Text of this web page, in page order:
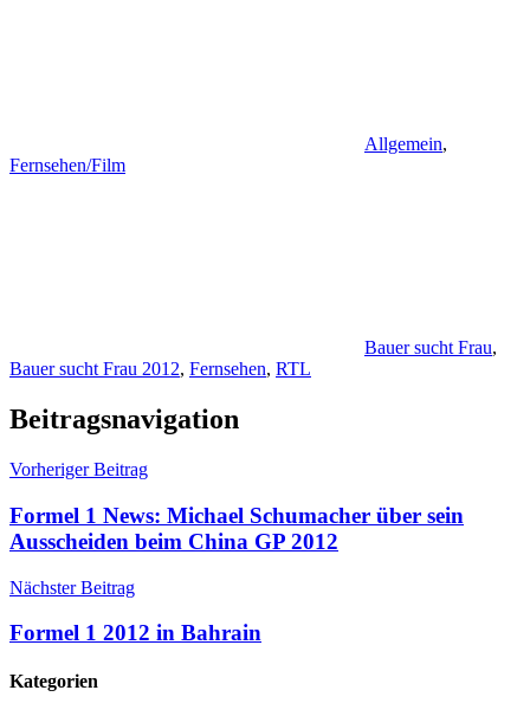
Allgemein,
Fernsehen/Film
Bauer sucht Frau,
Bauer sucht Frau 2012, Fernsehen, RTL
Beitragsnavigation
Vorheriger Beitrag
Formel 1 News: Michael Schumacher über sein
Ausscheiden beim China GP 2012
Nächster Beitrag
Formel 1 2012 in Bahrain
Kategorien